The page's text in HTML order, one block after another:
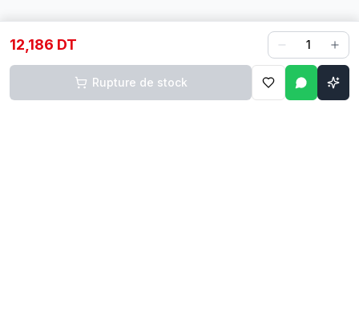
12,186 DT 1
Rupture de stock